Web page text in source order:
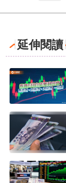
延伸閱讀